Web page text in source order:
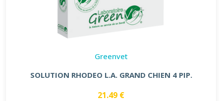
Greenvet
SOLUTION RHODEO L.A. GRAND CHIEN 4 PIP.
21.49 €